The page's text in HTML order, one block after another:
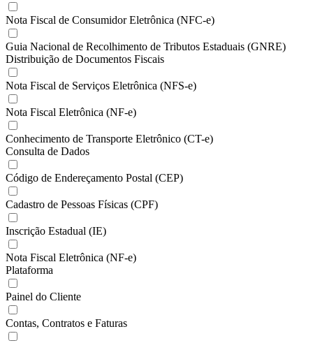
Nota Fiscal de Consumidor Eletrônica (NFC-e)
Guia Nacional de Recolhimento de Tributos Estaduais (GNRE)
Distribuição de Documentos Fiscais
Nota Fiscal de Serviços Eletrônica (NFS-e)
Nota Fiscal Eletrônica (NF-e)
Conhecimento de Transporte Eletrônico (CT-e)
Consulta de Dados
Código de Endereçamento Postal (CEP)
Cadastro de Pessoas Físicas (CPF)
Inscrição Estadual (IE)
Nota Fiscal Eletrônica (NF-e)
Plataforma
Painel do Cliente
Contas, Contratos e Faturas